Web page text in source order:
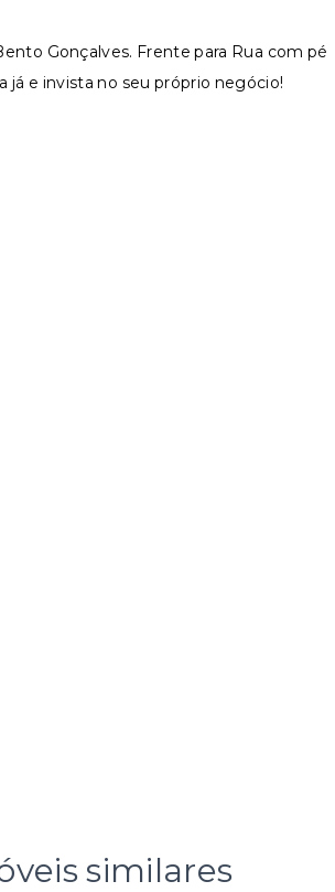
Gonçalves. Frente para Rua com pé
já e invista no seu próprio negócio!
similares